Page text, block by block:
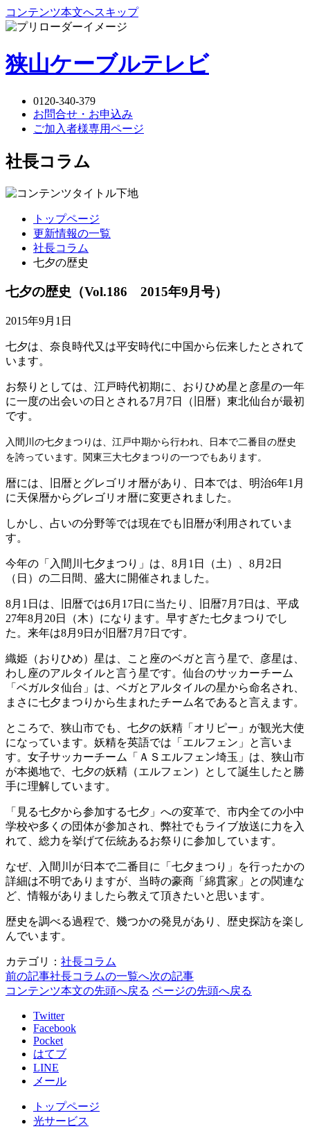
コンテンツ本文へスキップ
狭山ケーブルテレビ
0120-340-379
お問合せ・お申込み
ご加入者様専用ページ
社長コラム
トップページ
更新情報の一覧
社長コラム
七夕の歴史
七夕の歴史 （Vol.186 2015年9月号）
2015年9月1日
七夕は、奈良時代又は平安時代に中国から伝来したとされて
います。
お祭りとしては、江戸時代初期に、おりひめ星と彦星の一年
に一度の出会いの日とされる7月7日（旧暦）東北仙台が最初
です。
入間川の七夕まつりは、江戸中期から行われ、日本で二番目の歴史
を誇っています。関東三大七夕まつりの一つでもあります。
暦には、旧暦とグレゴリオ暦があり、日本では、明治6年1月
に天保暦からグレゴリオ暦に変更されました。
しかし、占いの分野等では現在でも旧暦が利用されていま
す。
今年の「入間川七夕まつり」は、8月1日（土）、8月2日
（日）の二日間、盛大に開催されました。
8月1日は、旧暦では6月17日に当たり、旧暦7月7日は、平成
27年8月20日（木）になります。早すぎた七夕まつりでし
た。来年は8月9日が旧暦7月7日です。
織姫（おりひめ）星は、こと座のベガと言う星で、彦星は、
わし座のアルタイルと言う星です。仙台のサッカーチーム
「ベガルタ仙台」は、ベガとアルタイルの星から命名され、
まさに七夕まつりから生まれたチーム名であると言えます。
ところで、狭山市でも、七夕の妖精「オリピー」が観光大使
になっています。妖精を英語では「エルフェン」と言いま
す。女子サッカーチーム「ＡＳエルフェン埼玉」は、狭山市
が本拠地で、七夕の妖精（エルフェン）として誕生したと勝
手に理解しています。
「見る七夕から参加する七夕」への変革で、市内全ての小中
学校や多くの団体が参加され、弊社でもライブ放送に力を入
れて、総力を挙げて伝統あるお祭りに参加しています。
なぜ、入間川が日本で二番目に「七夕まつり」を行ったかの
詳細は不明でありますが、当時の豪商「綿貫家」との関連な
ど、情報がありましたら教えて頂きたいと思います。
歴史を調べる過程で、幾つかの発見があり、歴史探訪を楽し
んでいます。
カテゴリ： 社長コラム
前の記事社長コラムの一覧へ次の記事
コンテンツ本文の先頭へ戻る ページの先頭へ戻る
Twitter
Facebook
Pocket
はてブ
LINE
メール
トップページ
光サービス